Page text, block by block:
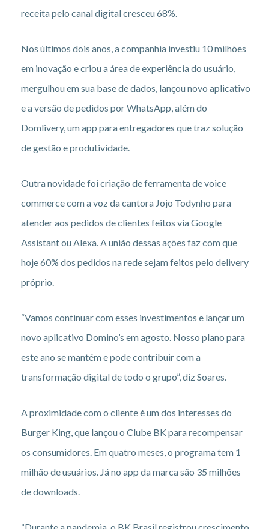
receita pelo canal digital cresceu 68%.
Nos últimos dois anos, a companhia investiu 10 milhões
em inovação e criou a área de experiência do usuário,
mergulhou em sua base de dados, lançou novo aplicativo
e a versão de pedidos por WhatsApp, além do
Domlivery, um app para entregadores que traz solução
de gestão e produtividade.
Outra novidade foi criação de ferramenta de voice
commerce com a voz da cantora Jojo Todynho para
atender aos pedidos de clientes feitos via Google
Assistant ou Alexa. A união dessas ações faz com que
hoje 60% dos pedidos na rede sejam feitos pelo delivery
próprio.
“Vamos continuar com esses investimentos e lançar um
novo aplicativo Domino’s em agosto. Nosso plano para
este ano se mantém e pode contribuir com a
transformação digital de todo o grupo”, diz Soares.
A proximidade com o cliente é um dos interesses do
Burger King, que lançou o Clube BK para recompensar
os consumidores. Em quatro meses, o programa tem 1
milhão de usuários. Já no app da marca são 35 milhões
de downloads.